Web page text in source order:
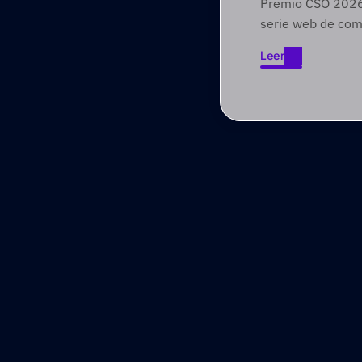
Foundry
Premio CSO
serie web de
involucra a
través de
Leer
Leer